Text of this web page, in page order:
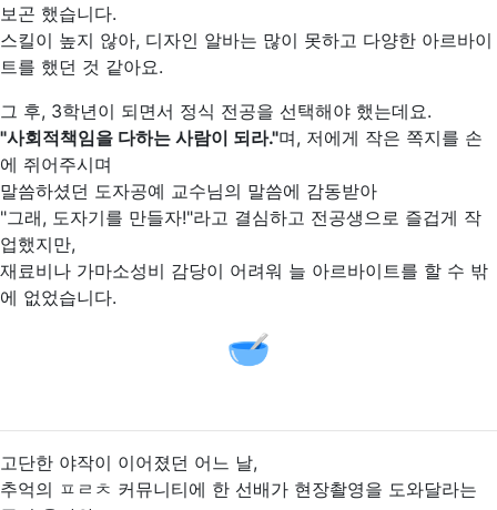
보곤 했습니다.
스킬이 높지 않아, 디자인 알바는 많이 못하고 다양한 아르바이
트를 했던 것 같아요.
그 후, 3학년이 되면서 정식 전공을 선택해야 했는데요.
"사회적책임을 다하는 사람이 되라."며, 저에게 작은 쪽지를 손
에 쥐어주시며
말씀하셨던 도자공예 교수님의 말씀에 감동받아
"그래, 도자기를 만들자!"라고 결심하고 전공생으로 즐겁게 작
업했지만,
재료비나 가마소성비 감당이 어려워 늘 아르바이트를 할 수 밖
에 없었습니다.
🥣
고단한 야작이 이어졌던 어느 날,
추억의 ㅍㄹㅊ 커뮤니티에 한 선배가 현장촬영을 도와달라는